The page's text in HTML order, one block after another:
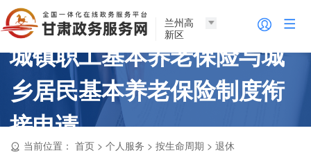
兰州高
新区
城镇职工基本养老保险与城
乡居民基本养老保险制度衔
接申请
当前位置： 首页 >个人服务 >按生命周期 >退休